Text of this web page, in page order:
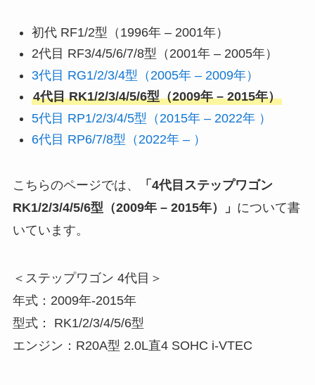
初代 RF1/2型（1996年 – 2001年）
2代目 RF3/4/5/6/7/8型（2001年 – 2005年）
3代目 RG1/2/3/4型（2005年 – 2009年）
4代目 RK1/2/3/4/5/6型（2009年 – 2015年）
5代目 RP1/2/3/4/5型（2015年 – 2022年 ）
6代目 RP6/7/8型（2022年 – ）
こちらのページでは、
「4代目ステップワゴン
RK1/2/3/4/5/6型（2009年 – 2015年）」 について書
いています。
＜ステップワゴン 4代目＞
年式：2009年-2015年
型式： RK1/2/3/4/5/6型
エンジン：R20A型 2.0L直4 SOHC i-VTEC